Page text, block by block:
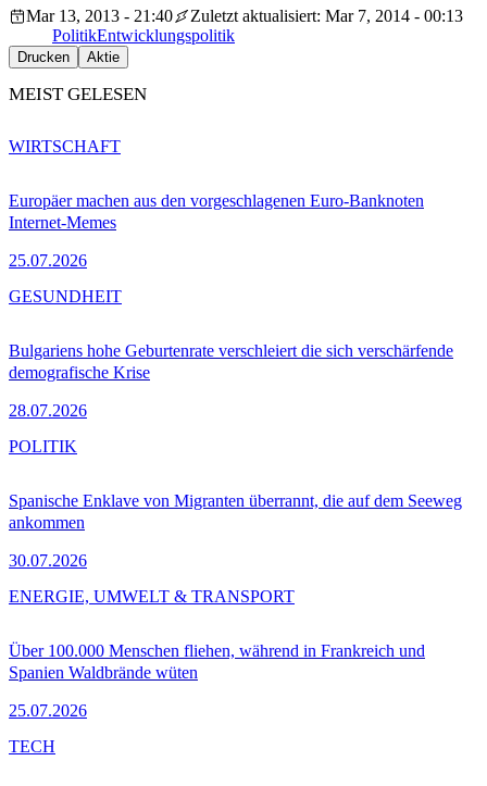
Mar 13, 2013 - 21:40
Zuletzt aktualisiert: Mar 7, 2014 - 00:13
PolitikEntwicklungspolitik
Drucken Aktie
MEIST GELESEN
Europäer machen aus den vorgeschlagenen Euro-Banknoten
Internet-Memes
25.07.2026
WIRTSCHAFT
Bulgariens hohe Geburtenrate verschleiert die sich verschärfende
demografische Krise
28.07.2026
GESUNDHEIT
Spanische Enklave von Migranten überrannt, die auf dem Seeweg
ankommen
30.07.2026
POLITIK
Über 100.000 Menschen fliehen, während in Frankreich und
Spanien Waldbrände wüten
25.07.2026
ENERGIE, UMWELT & TRANSPORT
TECH